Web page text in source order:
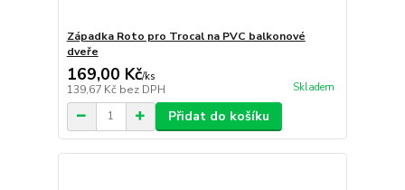
Západka Roto pro Trocal na PVC balkonové
dveře
169,00 Kč/ks
139,67 Kč bez DPH Skladem
Přidat do košíku